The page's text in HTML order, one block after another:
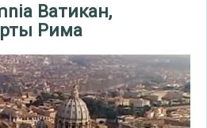
Ватикан,
Рима